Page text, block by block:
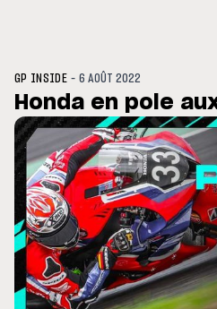
: Horaires et
du GP de Grande-
GP INSIDE -6 AOÛT 2022
Honda en pole